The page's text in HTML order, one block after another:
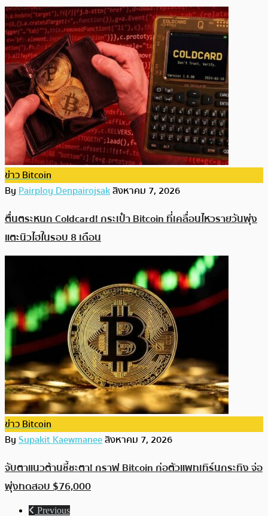
ข่าว Bitcoin
ByPairploy Denpairojsakสิงหาคม 7, 2026
ตื่นตระหนก Coldcard! กระเป๋า Bitcoin ที่เคลื่อนไหวรายวันพุ่ง
แตะนิวไฮในรอบ 8 เดือน
ข่าว Bitcoin
BySupakit Kaewmaneeสิงหาคม 7, 2026
จับตาแนวต้านชี้ชะตา! กราฟ Bitcoin ก่อตัวแพทเทิร์นกระทิง จ่อ
พุ่งทดสอบ $76,000
Previous